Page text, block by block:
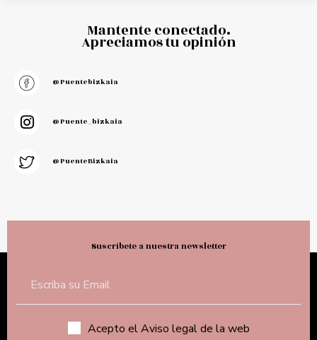
Mantente conectado.
Apreciamos tu opinión
@puentebizkaia
@puente_bizkaia
@PuenteBizkaia
Suscríbete a nuestra newsletter
Acepto el Aviso legal de la web